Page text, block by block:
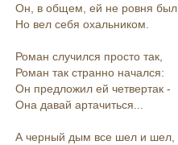
Он, в общем, ей не ровня был,
Но вел себя охальником.
Роман случился просто так,
Роман так странно начался:
Он предложил ей четвертак -
Она давай артачиться...
А черный дым все шел и шел,